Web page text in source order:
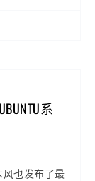
系
也发布了最